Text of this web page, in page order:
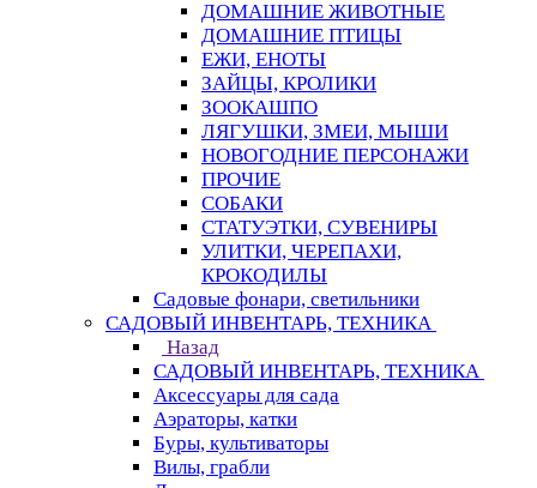
ДОМАШНИЕ ЖИВОТНЫЕ
ДОМАШНИЕ ПТИЦЫ
ЕЖИ, ЕНОТЫ
ЗАЙЦЫ, КРОЛИКИ
ЗООКАШПО
ЛЯГУШКИ, ЗМЕИ, МЫШИ
НОВОГОДНИЕ ПЕРСОНАЖИ
ПРОЧИЕ
СОБАКИ
СТАТУЭТКИ, СУВЕНИРЫ
УЛИТКИ, ЧЕРЕПАХИ,
КРОКОДИЛЫ
Садовые фонари, светильники
САДОВЫЙ ИНВЕНТАРЬ, ТЕХНИКА
Назад
САДОВЫЙ ИНВЕНТАРЬ, ТЕХНИКА
Аксессуары для сада
Аэраторы, катки
Буры, культиваторы
Вилы, грабли